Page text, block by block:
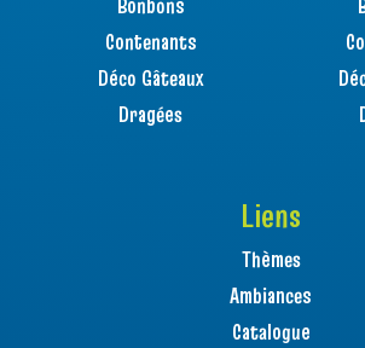
Contenants
Déco Gâteaux
Dragées
Liens
Thèmes
Ambiances
Catalogue